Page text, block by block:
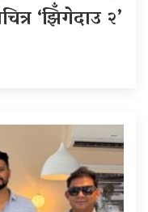
‘झिँगेदाउ २’